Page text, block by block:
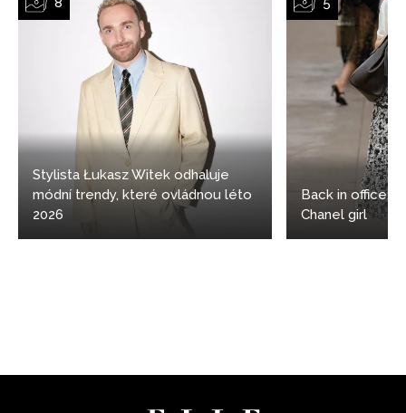
Stylista Łukasz Witek odhaluje
módní trendy, které ovládnou léto
2026
Back in office:
Chanel girl